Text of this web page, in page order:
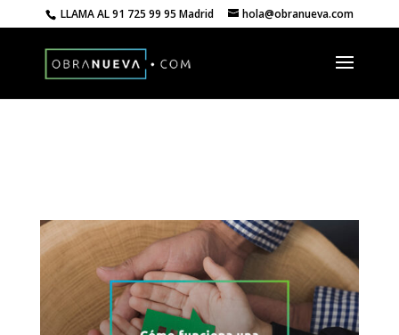
LLAMA AL91 725 99 95 Madrid hola@obranueva.com